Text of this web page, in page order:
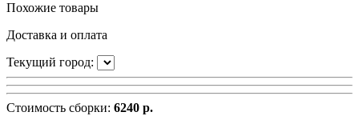
Похожие товары
Доставка и оплата
Текущий город:
Стоимость сборки: 6240 р.